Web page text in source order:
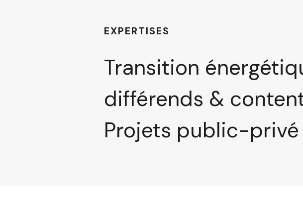
EXPERTISES
Transition
différends &
Projets public-privé